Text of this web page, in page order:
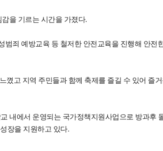
을 기르는 시간을 가졌다.
범죄 예방교육 등 철저한 안전교육을 진행해 안전
꼈고 지역 주민들과 함께 축제를 즐길 수 있어 즐
내에서 운영되는 국가정책지원사업으로 방과후
장을 지원하고 있다.